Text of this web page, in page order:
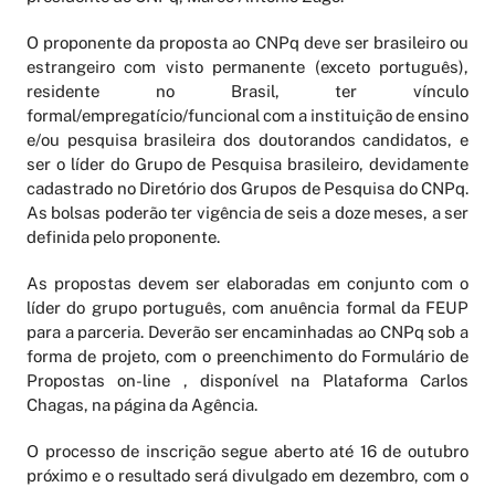
O proponente da proposta ao CNPq deve ser brasileiro ou
estrangeiro com visto permanente (exceto português),
residente no Brasil, ter vínculo
formal/empregatício/funcional com a instituição de ensino
e/ou pesquisa brasileira dos doutorandos candidatos, e
ser o líder do Grupo de Pesquisa brasileiro, devidamente
cadastrado no Diretório dos Grupos de Pesquisa do CNPq.
As bolsas poderão ter vigência de seis a doze meses, a ser
definida pelo proponente.
As propostas devem ser elaboradas em conjunto com o
líder do grupo português, com anuência formal da FEUP
para a parceria. Deverão ser encaminhadas ao CNPq sob a
forma de projeto, com o preenchimento do Formulário de
Propostas on-line , disponível na Plataforma Carlos
Chagas, na página da Agência.
O processo de inscrição segue aberto até 16 de outubro
próximo e o resultado será divulgado em dezembro, com o